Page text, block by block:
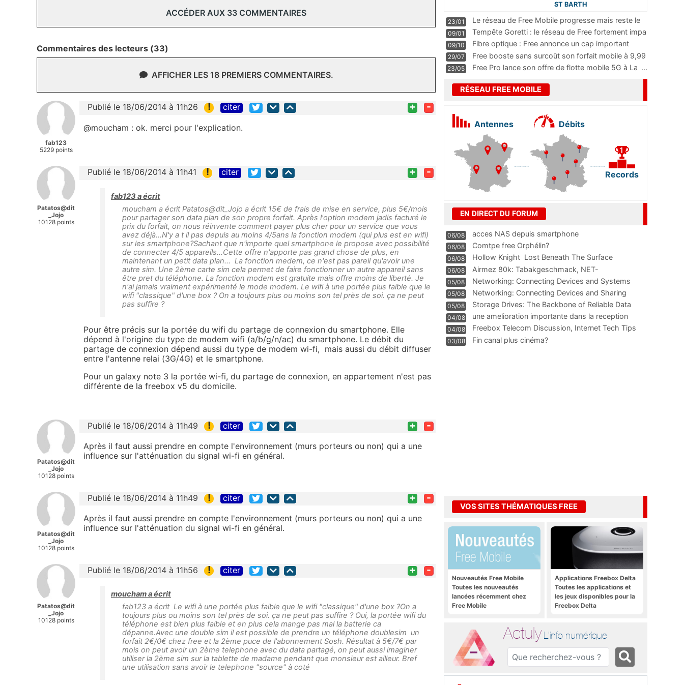
ACCÉDER AUX 33 COMMENTAIRES
Commentaires des lecteurs (33)
AFFICHER LES 18 PREMIERS COMMENTAIRES.
fab123
5229 points
Publié le 18/06/2014 à 11h26 ! citer + -
@moucham : ok. merci pour l'explication.
Patatos@dit
_Jojo
10128 points
Publié le 18/06/2014 à 11h41 ! citer + -
fab123 a écrit
moucham a écrit Patatos@dit_Jojo a écrit 15€ de frais de mise en service, plus 5€/mois
pour partager son data plan de son propre forfait. Après l'option modem jadis facturé le
prix du forfait, on nous réinvente comment payer plus cher pour un service que vous
avez déjà...N'y a t il pas depuis au moins 4/5ans la fonction modem (qui plus est en wifi)
sur les smartphone?Sachant que n'importe quel smartphone le propose avec possibilité
de connecter 4/5 appareils...Cette offre n'apporte pas grand chose de plus, en
maintenant un petit data plan... La fonction medem, ce n'est pas pareil qu'avoir une
autre sim. Une 2ème carte sim cela permet de faire fonctionner un autre appareil sans
être pret du téléphone. La fonction modem est gratuite mais offre moins de liberté. Je
n'ai jamais vraiment expérimenté le mode modem. Le wifi à une portée plus faible que le
wifi "classique" d'une box ? On a toujours plus ou moins son tel près de soi. ça ne peut
pas suffire ?
Pour être précis sur la portée du wifi du partage de connexion du smartphone. Elle
dépend à l'origine du type de modem wifi (a/b/g/n/ac) du smartphone. Le débit du
partage de connexion dépend aussi du type de modem wi-fi, mais aussi du débit diffuser
entre l'antenne relai (3G/4G) et le smartphone.
Pour un galaxy note 3 la portée wi-fi, du partage de connexion, en appartement n'est pas
différente de la freebox v5 du domicile.
Patatos@dit
_Jojo
10128 points
Publié le 18/06/2014 à 11h49 ! citer + -
Après il faut aussi prendre en compte l'environnement (murs porteurs ou non) qui a une
influence sur l'atténuation du signal wi-fi en général.
Patatos@dit
_Jojo
10128 points
Publié le 18/06/2014 à 11h49 ! citer + -
Après il faut aussi prendre en compte l'environnement (murs porteurs ou non) qui a une
influence sur l'atténuation du signal wi-fi en général.
Patatos@dit
_Jojo
10128 points
Publié le 18/06/2014 à 11h56 ! citer + -
moucham a écrit
fab123 a écrit Le wifi à une portée plus faible que le wifi "classique" d'une box ?On a
toujours plus ou moins son tel près de soi. ça ne peut pas suffire ? Oui, la portée wifi du
téléphone est bien plus faible et en plus cela mange pas mal la batterie ca
dépanne.Avec une double sim il est possible de prendre un téléphone doublesim un
forfait 2€/0€ chez free et la 2ème puce de l'abonnement Sosh. Résultat à 5€/7€ par
mois on peut avoir un 2ème telephone avec du data partagé, on peut aussi imaginer
utiliser la 2ème sim sur la tablette de madame pendant que monsieur est ailleur. Bref
une utilisation sans avoir le telephone "source" à coté
ST BARTH
23/01
Le réseau de Free Mobile progresse mais reste le
m
...
09/01
Tempête Goretti : le réseau de Free fortement impa
09/10
Fibre optique : Free annonce un cap important
pass
...
29/07
Free booste sans surcoût son forfait mobile à 9,99
23/05 Free Pro lance son offre de flotte mobile 5G à La ...
RÉSEAU FREE MOBILE
Antennes Débits
Records
EN DIRECT DU FORUM
06/08 acces NAS depuis smartphone
06/08 Comtpe free Orphélin?
06/08 Hollow Knight  Lost Beneath The Surface
06/08
Airmez 80k: Tabakgeschmack, NET-
Technologie und Leistung im
05/08 Networking: Connecting Devices and Systems
05/08
Networking: Connecting Devices and Sharing
Information
05/08
Storage Drives: The Backbone of Reliable Data
Management
04/08
une amelioration importante dans la reception
WIFI
04/08
Freebox Telecom Discussion, Internet Tech Tips
Communi
03/08 Fin canal plus cinéma?
VOS SITES THÉMATIQUES FREE
Nouveautés Free Mobile
Toutes les nouveautés
lancées récemment chez
Free Mobile
Applications Freebox Delta
Toutes les applications et
les jeux disponibles pour la
Freebox Delta
Actuly L'info numérique